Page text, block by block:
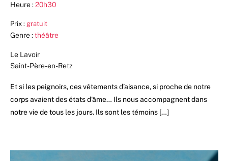
Heure :20h30
Prix : gratuit
Genre :théâtre
Le Lavoir
Saint-Père-en-Retz
Et si les peignoirs, ces vêtements d’aisance, si proche de notre
corps avaient des états d’âme… Ils nous accompagnent dans
notre vie de tous les jours. Ils sont les témoins […]